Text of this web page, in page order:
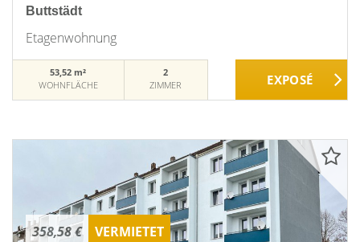
Buttstädt
Etagenwohnung
53,52 m²
WOHNFLÄCHE
2
ZIMMER
358,58 € VERMIETET